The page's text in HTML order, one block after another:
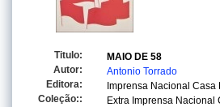
Titulo:
MAIO DE 58
Autor:
Antonio Torrado
Editora:
Imprensa Nacional Casa
Coleção::
Extra Imprensa Nacional